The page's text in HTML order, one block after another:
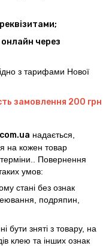
через
з тарифами Нової
замовлення 200 грн
надається,
на кожен товар
Повернення
умов:
стані без ознак
подряпин,
бути зняті з товару, на
клею та інших ознак